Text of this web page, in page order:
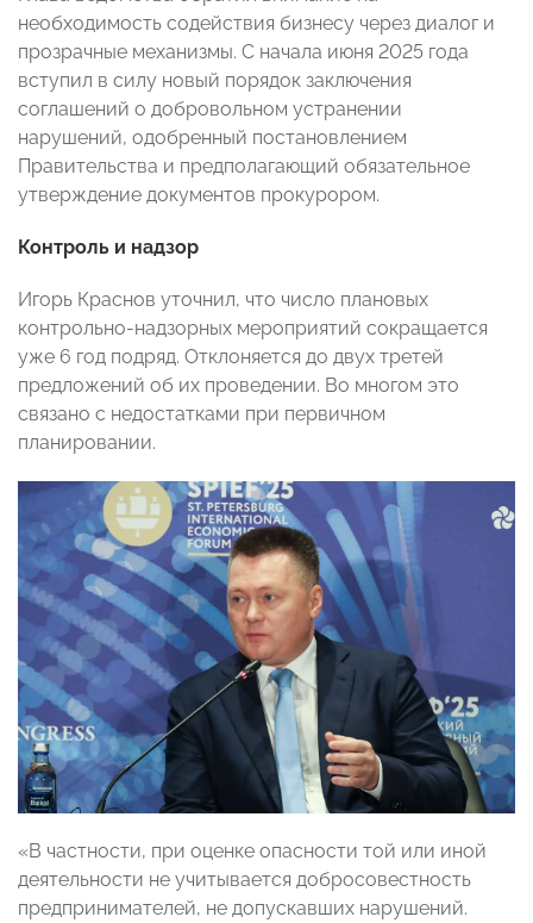
необходимость содействия бизнесу через диалог и
прозрачные механизмы. С начала июня 2025 года
вступил в силу новый порядок заключения
соглашений о добровольном устранении
нарушений, одобренный постановлением
Правительства и предполагающий обязательное
утверждение документов прокурором.
Контроль и надзор
Игорь Краснов уточнил, что число плановых
контрольно-надзорных мероприятий сокращается
уже 6 год подряд. Отклоняется до двух третей
предложений об их проведении. Во многом это
связано с недостатками при первичном
планировании.
«В частности, при оценке опасности той или иной
деятельности не учитывается добросовестность
предпринимателей, не допускавших нарушений.